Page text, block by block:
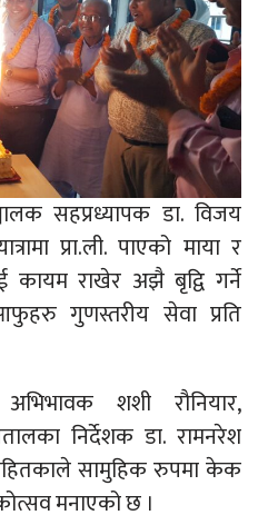
सहप्रध्यापक डा. विजय
प्रा.ली. पाएको माया र
कायम राखेर अझै बृद्वि गर्ने
गुणस्तरीय सेवा प्रति
शशी रौनियार,
निर्देशक डा. रामनरेश
सामुहिक रुपमा केक
मनाएको छ ।